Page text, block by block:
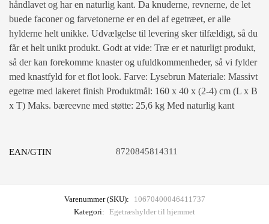
håndlavet og har en naturlig kant. Da knuderne, revnerne, de let
buede faconer og farvetonerne er en del af egetræet, er alle
hylderne helt unikke. Udvælgelse til levering sker tilfældigt, så du
får et helt unikt produkt. Godt at vide: Træ er et naturligt produkt,
så der kan forekomme knaster og ufuldkommenheder, så vi fylder
med knastfyld for et flot look. Farve: Lysebrun Materiale: Massivt
egetræ med lakeret finish Produktmål: 160 x 40 x (2-4) cm (L x B
x T) Maks. bæreevne med støtte: 25,6 kg Med naturlig kant
EAN/GTIN 8720845814311
Varenummer (SKU):
10670400046411737
Kategori: Egetræshylder til hjemmet